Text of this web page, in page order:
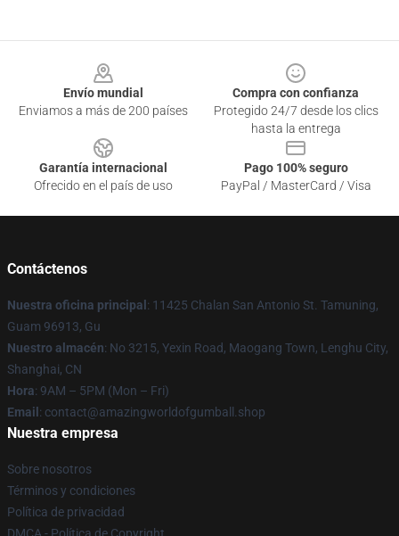
Envío mundial
Enviamos a más de 200 países
Compra con confianza
Protegido 24/7 desde los clics
hasta la entrega
Garantía internacional
Ofrecido en el país de uso
Pago 100% seguro
PayPal / MasterCard / Visa
Contáctenos
Nuestra oficina principal : 11425 Chalan San Antonio St. Tamuning,
Guam 96913, Gu
Nuestro almacén: No 3215, Yexin Road, Maogang Town, Lenghu City,
Shanghai, CN
Hora: 9AM – 5PM (Mon – Fri)
Email : contact@amazingworldofgumball.shop
Nuestra empresa
Sobre nosotros
Términos y condiciones
Política de privacidad